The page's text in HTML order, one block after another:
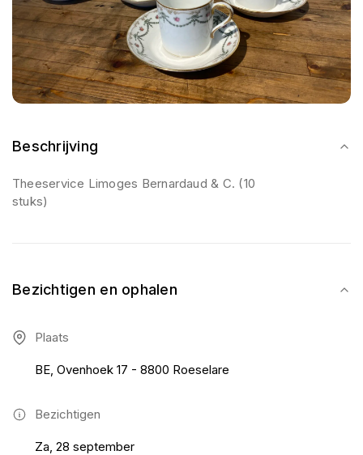
Beschrijving
Theeservice Limoges Bernardaud & C. (10
stuks)
Bezichtigen en ophalen
Plaats
BE, Ovenhoek 17 - 8800 Roeselare
Bezichtigen
Za, 28 september